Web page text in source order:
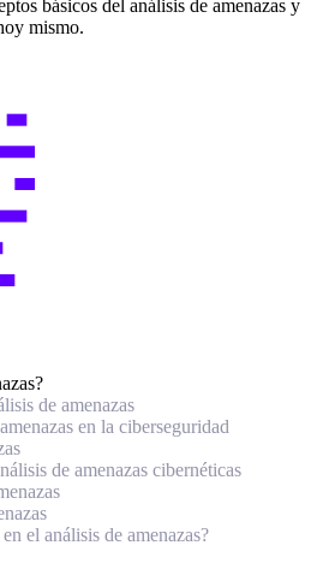
básicos del análisis de amenazas y
mismo.
de amenazas
en la ciberseguridad
de amenazas cibernéticas
el análisis de amenazas?